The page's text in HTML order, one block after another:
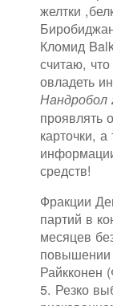
желтки
Кломид
считаю,
овладеть
Нандробол
проявлять
карточки,
средств!
Фракции
партий в
месяцев
повышении
Райкконен
5. Резко